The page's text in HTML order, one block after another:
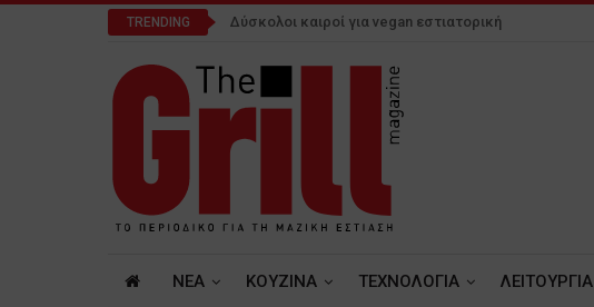
TRENDING Δύσκολοι καιροί για vegan εστιατορική
NEA ΚΟΥΖΙΝΑ ΤΕΧΝΟΛΟΓΙΑ ΛΕΙΤΟΥΡΓΙΑ